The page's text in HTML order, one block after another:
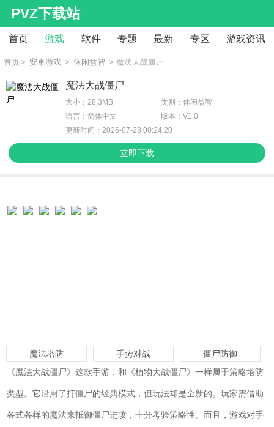
PVZ下载站
首页 游戏 软件 专题 最新 专区 游戏资讯
首页> 安卓游戏 > 休闲益智 > 魔法大战僵尸
魔法大战僵尸
大小：28.3MB
类别：休闲益智
语言：简体中文
版本：V1.0
更新时间：2026-07-28 00:24:20
立即下载
魔法塔防 手势对战
僵尸防御
《魔法大战僵尸》这款手游，和《植物大战僵尸》一样属于策略塔防
类型。它沿用了打僵尸的经典模式，但玩法却是全新的。玩家需借助
各式各样的魔法来抵御僵尸进攻，十分考验策略性。而且，游戏对手